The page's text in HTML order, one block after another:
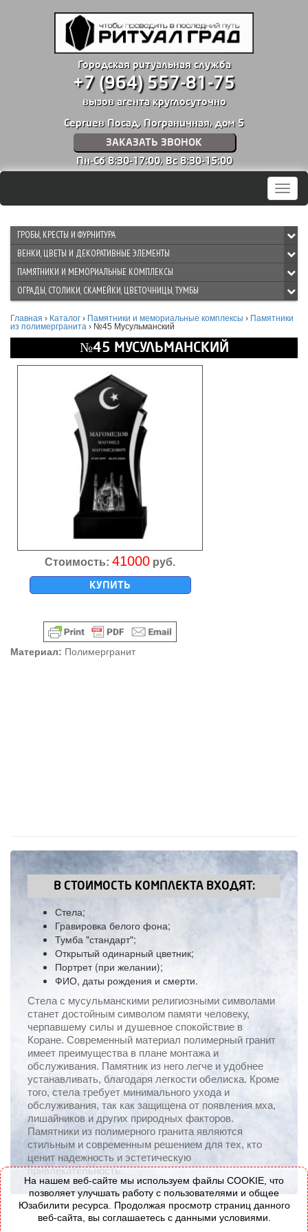
Городская ритуальная служба
+7 (964) 557-81-75
вызов агента круглосуточно
Сергиев Посад, Пограничная, дом 5
ЗАКАЗАТЬ ЗВОНОК
Пн-Сб 8:30-17:00, Вс 8:30-15:00
Меню
ГРОБЫ, КРЕСТЫ И ФУРНИТУРА
ВЕНКИ, ЦВЕТЫ И ДЕКОРАТИВНЫЕ ЭЛЕМЕНТЫ
ПАМЯТНИКИ И МЕМОРИАЛЬНЫЕ КОМПЛЕКСЫ
ОГРАДЫ, СТОЛИКИ, СКАМЕЙКИ, ЦВЕТОЧНИЦЫ, ТУМБЫ
Главная › Каталог › Памятники и мемориальные комплексы › Памятники
из полимергранита › №45 Мусульманский
№45 МУСУЛЬМАНСКИЙ
Стоимость: 41000 руб.
КУПИТЬ
Материал: Полимергранит
В СТОИМОСТЬ КОМПЛЕКТА ВХОДЯТ:
Стела;
Гравировка белого фона;
Тумба "стандарт";
Открытый одинарный цветник;
Портрет (при желании);
ФИО, даты рождения и смерти.
Стела с мусульманскими религиозными символами
станет достойным символом памяти человеку,
черпавшему силы и душевное спокойствие в
Коране. Современный материал полимерный гранит
имеет преимущества в плане монтажа и
обслуживания. Памятник из него легче и удобнее
устанавливать, благодаря легкости обелиска. Кроме
того, стела требует минимального ухода и
обслуживания, так как защищена от появления мха,
лишайников и других природных факторов.
Памятники из полимерного гранита являются
стильным и современным решением для тех, кто
ценит надежность и эстетическую
привлекательность.
На нашем веб-сайте мы используем файлы COOKIE, что
позволяет улучшать работу с пользователями и общее
Юзабилити ресурса. Продолжая просмотр страниц данного
веб-сайта, вы соглашаетесь с данными условиями.